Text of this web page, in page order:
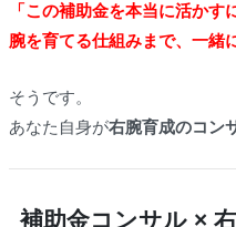
「この補助金を本当に活か
腕を育てる仕組みまで、一緒
そうです。
あなた自身が右腕育成のコン
補助金コンサル ×